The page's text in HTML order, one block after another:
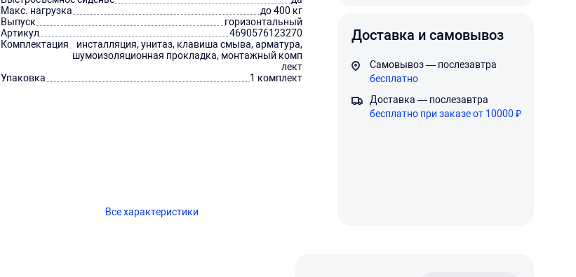
Макс. нагрузка
до 400 кг
Выпуск
горизонтальный
Артикул
4690576123270
Комплектация
инсталляция, унитаз, клавиша смыва, арматура,
шумоизоляционная прокладка, монтажный комп
лект
Упаковка
1 комплект
Все характеристики
Доставка и самовывоз
Самовывоз — послезавтра
бесплатно
Доставка — послезавтра
бесплатно при заказе от 10000 ₽